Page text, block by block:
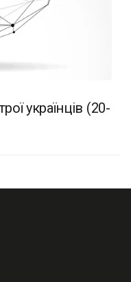
українців (20-